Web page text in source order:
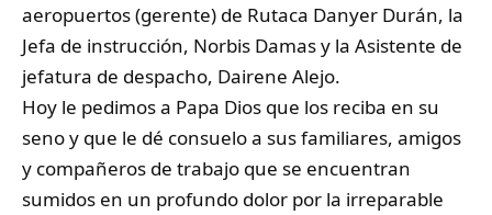
aeropuertos (gerente) de Rutaca Danyer Durán, la
Jefa de instrucción, Norbis Damas y la Asistente de
jefatura de despacho, Dairene Alejo.
Hoy le pedimos a Papa Dios que los reciba en su
seno y que le dé consuelo a sus familiares, amigos
y compañeros de trabajo que se encuentran
sumidos en un profundo dolor por la irreparable